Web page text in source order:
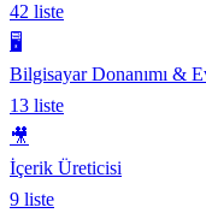
42 liste
🖥️
Bilgisayar Donanımı &
13 liste
🎥
İçerik Üreticisi
9 liste